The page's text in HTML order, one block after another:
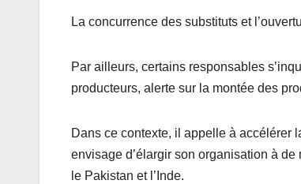
La concurrence des substituts et
Par ailleurs, certains responsables
producteurs, alerte sur la montée des
Dans ce contexte, il appelle à accélérer
envisage d’élargir son organisation à
le Pakistan et l’Inde.